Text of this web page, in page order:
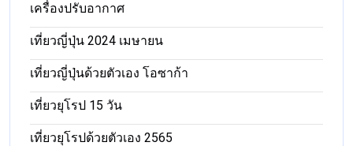
เครื่องปรับอากาศ
เที่ยวญี่ปุ่น 2024 เมษายน
เที่ยวญี่ปุ่นด้วยตัวเอง โอซาก้า
เที่ยวยุโรป 15 วัน
เที่ยวยุโรปด้วยตัวเอง 2565